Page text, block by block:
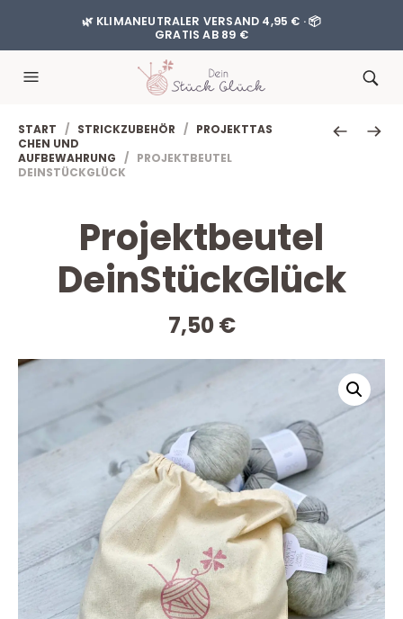
🌿 KLIMANEUTRALER VERSAND 4,95 € · 📦
GRATIS AB 89 €
START / STRICKZUBEHÖR / PROJEKTTAS
CHEN UND
AUFBEWAHRUNG / PROJEKTBEUTEL
DEINSTÜCKGLÜCK
Projektbeutel
DeinStückGlück
7,50€